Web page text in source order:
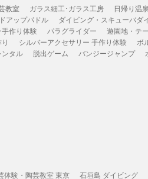
教室 ガラス細工･ガラス工房 日帰り温泉
アップパドル
ダイビング・スキューバダ
作り体験
パラグライダー 遊園地・テ
シルバーアクセサリー 手作り体験 ボ
タル
脱出ゲーム バンジージャンプ
体験・陶芸教室 東京 石垣島 ダイビング